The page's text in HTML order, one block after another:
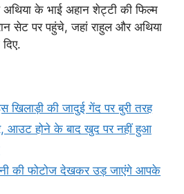
अथिया के भाई अहान शेट्टी की फिल्म
सेट पर पहुंचे, जहां राहुल और अथिया
की जादुई गेंद पर बुरी तरह
आउट होने के बाद खुद पर नहीं हुआ
की फोटोज देखकर उड़ जाएंगे आपके